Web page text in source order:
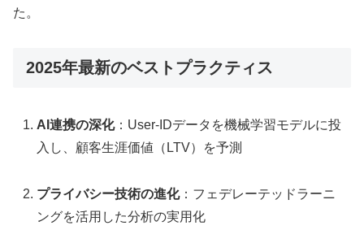
た。
2025年最新のベストプラクティス
AI連携の深化：User-IDデータを機械学習モデルに投
入し、顧客生涯価値（LTV）を予測
プライバシー技術の進化：フェデレーテッドラーニ
ングを活用した分析の実用化